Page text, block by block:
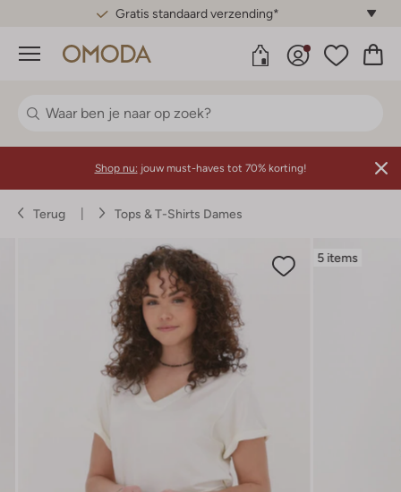
Gratis standaard verzending*
Menu
Shop nu: jouw must-haves tot 70% korting!
Terug Tops & T-Shirts Dames
5 items